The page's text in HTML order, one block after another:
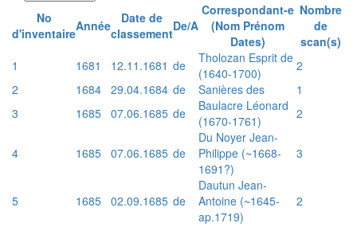
No
d'inventaireAnnée
Date de
classementDe/A
Correspondant-e
(Nom Prénom
Dates)
Nombre
de
scan(s)
1
1681 12.11.1681 de
Tholozan Esprit de
(1640-1700)
2
2
1684 29.04.1684 de Sanières des
1
3
1685 07.06.1685 de
Baulacre Léonard
(1670-1761)
2
4 1685 07.06.1685 de
Du Noyer Jean-
Philippe (~1668-
1691?)
3
5 1685 02.09.1685 de
Dautun Jean-
Antoine (~1645-
ap.1719)
2